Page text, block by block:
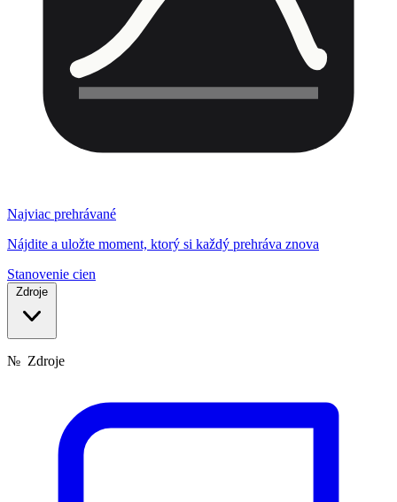
Najviac prehrávané
Nájdite a uložte moment, ktorý si každý prehráva znova
Stanovenie cien
Zdroje
№ Zdroje